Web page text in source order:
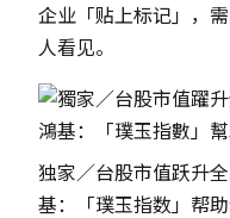
企业「贴上标记」，
人看见。
独家／台股市值跃升
基：「璞玉指数」帮